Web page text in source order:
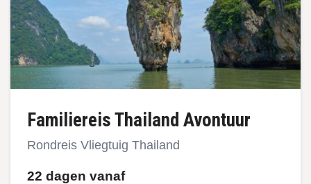
Familiereis Thailand Avontuur
Rondreis Vliegtuig Thailand
22 dagen vanaf